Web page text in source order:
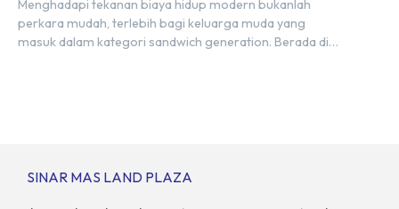
Menghadapi tekanan biaya hidup modern bukanlah
perkara mudah, terlebih bagi keluarga muda yang
masuk dalam kategori sandwich generation. Berada di
SINAR MAS LAND PLAZA